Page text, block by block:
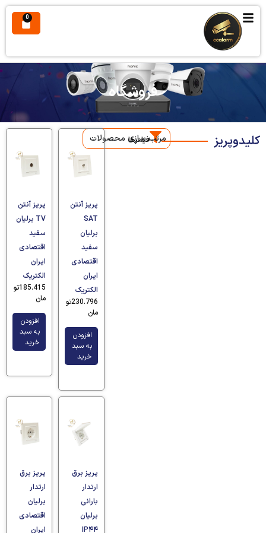
0
فروشگاه
کلیدوپریز فیلترها
مرتب سازی محصولات
پریز آنتن
SAT
برلیان
سفید
اقتصادی
ایران
الکتریک
230.796تو
مان
افزودن
به سبد
خرید
پریز آنتن
TV برلیان
سفید
اقتصادی
ایران
الکتریک
185.415تو
مان
افزودن
به سبد
خرید
پریز برق
ارتدار
بارانی
برلیان
IP۴۴
پریز برق
ارتدار
برلیان
اقتصادی
ایران